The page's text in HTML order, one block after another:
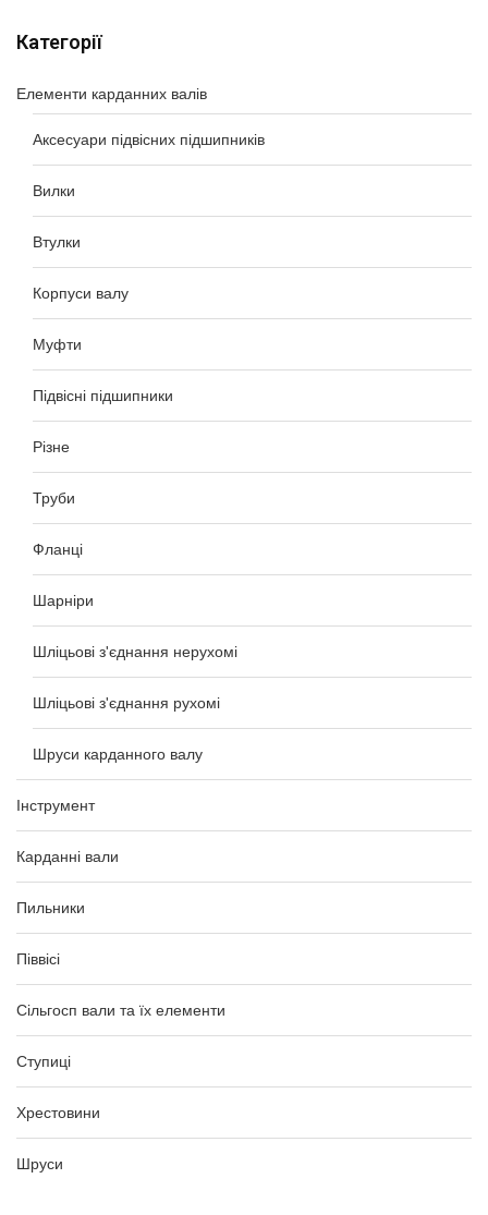
Категорії
Елементи карданних валів
Аксесуари підвісних підшипників
Вилки
Втулки
Корпуси валу
Муфти
Підвісні підшипники
Різне
Труби
Фланці
Шарніри
Шліцьові з'єднання нерухомі
Шліцьові з'єднання рухомі
Шруси карданного валу
Інструмент
Карданні вали
Пильники
Піввісі
Сільгосп вали та їх елементи
Ступиці
Хрестовини
Шруси